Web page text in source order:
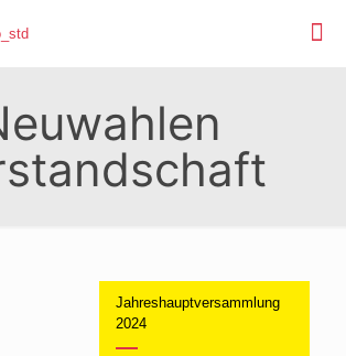
Jahreshauptversammlung
2024